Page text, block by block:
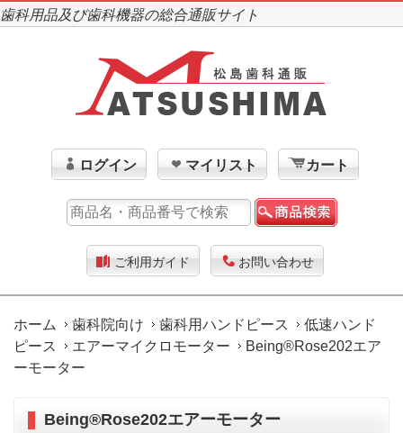
歯科用品及び歯科機器の総合通販サイト
ログイン マイリスト カート
ご利用ガイド お問い合わせ
ホーム 歯科院向け 歯科用ハンドピース
低速ハンド
ピース
エアーマイクロモーター
Being®Rose202エア
ーモーター
Being®Rose202エアーモーター